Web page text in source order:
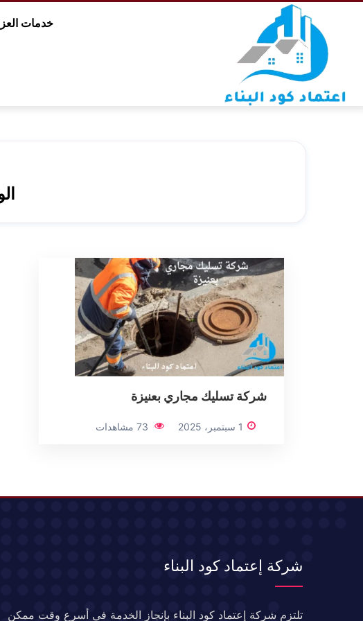
المحتوى
خدمات
شركة تسليك مجاري بعنيزة
1 سبتمبر، 2025 73 مشاهدات
شركة إعتماد كود البناء
تلتزم شركة إعتماد كود البناء بإنجاز الخدمة في أسرع وقت ممكن